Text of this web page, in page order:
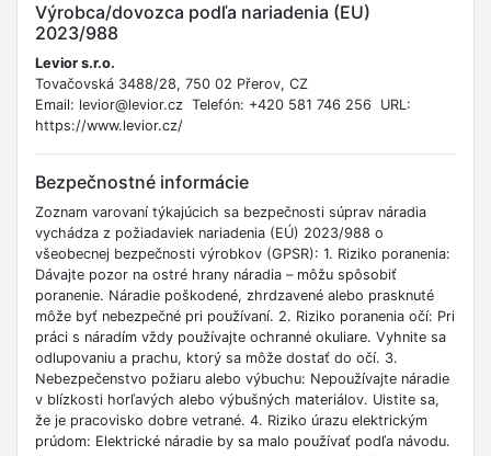
Výrobca/dovozca podľa nariadenia (EU)
2023/988
Levior s.r.o.
Tovačovská 3488/28, 750 02 Přerov, CZ
Email: levior@levior.cz Telefón: +420 581 746 256 URL:
https://www.levior.cz/
Bezpečnostné informácie
Zoznam varovaní týkajúcich sa bezpečnosti súprav náradia
vychádza z požiadaviek nariadenia (EÚ) 2023/988 o
všeobecnej bezpečnosti výrobkov (GPSR): 1. Riziko poranenia:
Dávajte pozor na ostré hrany náradia – môžu spôsobiť
poranenie. Náradie poškodené, zhrdzavené alebo prasknuté
môže byť nebezpečné pri používaní. 2. Riziko poranenia očí: Pri
práci s náradím vždy používajte ochranné okuliare. Vyhnite sa
odlupovaniu a prachu, ktorý sa môže dostať do očí. 3.
Nebezpečenstvo požiaru alebo výbuchu: Nepoužívajte náradie
v blízkosti horľavých alebo výbušných materiálov. Uistite sa,
že je pracovisko dobre vetrané. 4. Riziko úrazu elektrickým
prúdom: Elektrické náradie by sa malo používať podľa návodu.